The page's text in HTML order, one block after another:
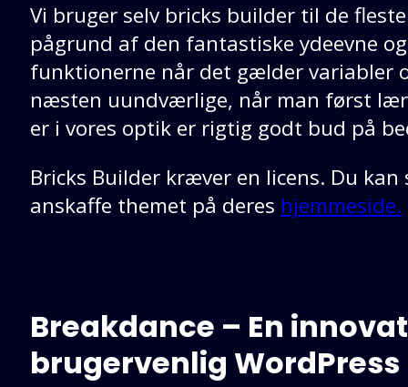
Vi bruger selv bricks builder til de
pågrund af den fantastiske ydeevne
funktionerne når det gælder variabler
næsten uundværlige, når man først
er i vores optik er rigtig godt bud på
Bricks Builder kræver en licens. Du kan
anskaffe themet på deres hjemmeside.
Breakdance – En
brugervenlig